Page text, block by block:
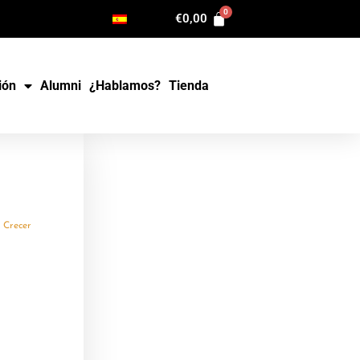
€0,00
Alumni ¿Hablamos? Tienda